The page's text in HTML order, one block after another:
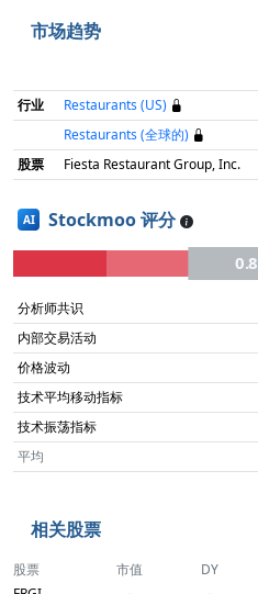
市场趋势
行业
Restaurants (US)
Restaurants (全球的)
股票
Fiesta Restaurant Group, Inc.
AI Stockmoo 评分
0.8
分析师共识
内部交易活动
价格波动
技术平均移动指标
技术振荡指标
平均
相关股票
股票 市值 DY